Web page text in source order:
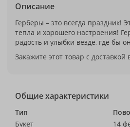
Описание
Герберы – это всегда праздник!
тепла и хорошего настроения!
радость и улыбки везде, где бы
Закажите этот товар с
Общие характеристики
Тип
Букет
14